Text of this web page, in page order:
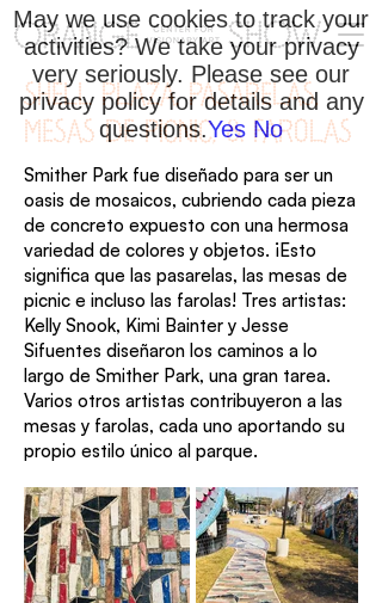
SHELL PLAZA, PASARELAS,
MESAS DE PICNIC, & FAROLAS
Smither Park fue diseñado para ser un
oasis de mosaicos, cubriendo cada pieza
de concreto expuesto con una hermosa
variedad de colores y objetos. ¡Esto
significa que las pasarelas, las mesas de
picnic e incluso las farolas! Tres artistas:
Kelly Snook, Kimi Bainter y Jesse
Sifuentes diseñaron los caminos a lo
largo de Smither Park, una gran tarea.
Varios otros artistas contribuyeron a las
mesas y farolas, cada uno aportando su
propio estilo único al parque.
May we use cookies to track your
activities? We take your privacy
very seriously. Please see our
privacy policy for details and any
questions.Yes No